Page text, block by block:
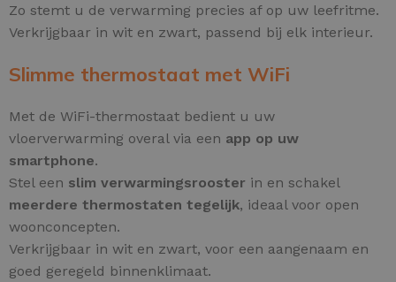
Zo stemt u de verwarming precies af op uw leefritme.
Verkrijgbaar in wit en zwart, passend bij elk interieur.
Slimme thermostaat met WiFi
Met de WiFi-thermostaat bedient u uw
vloerverwarming overal via een app op uw
smartphone.
Stel een slim verwarmingsrooster in en schakel
meerdere thermostaten tegelijk, ideaal voor open
woonconcepten.
Verkrijgbaar in wit en zwart, voor een aangenaam en
goed geregeld binnenklimaat.